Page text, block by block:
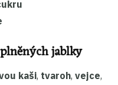
jablky
kaši, tvaroh, vejce,